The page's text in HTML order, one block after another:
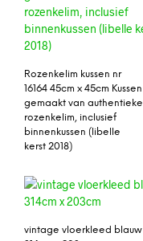
Rozenkelim kussen nr
16164 45cm x 45cm Kussen
gemaakt van authentieke
rozenkelim, inclusief
binnenkussen (libelle
kerst 2018)
vintage vloerkleed blauw